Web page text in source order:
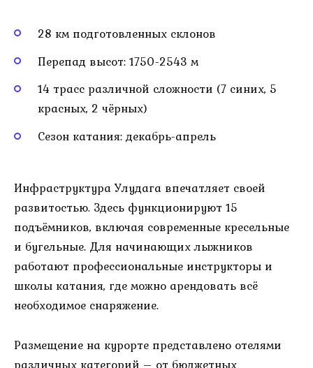
28 км подготовленных склонов
Перепад высот: 1750-2543 м
14 трасс различной сложности (7 синих, 5
красных, 2 чёрных)
Сезон катания: декабрь-апрель
Инфраструктура Улудага впечатляет своей
развитостью. Здесь функционируют 15
подъёмников, включая современные кресельные
и бугельные. Для начинающих лыжников
работают профессиональные инструкторы и
школы катания, где можно арендовать всё
необходимое снаряжение.
Размещение на курорте представлено отелями